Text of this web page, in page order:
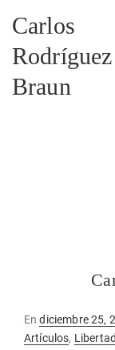
Carlos
Rodríguez
Braun
EnPublicado
en
diciembre 25,
Artículos,